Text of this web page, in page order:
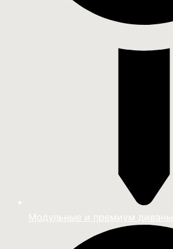
Модульные и премиум диваны